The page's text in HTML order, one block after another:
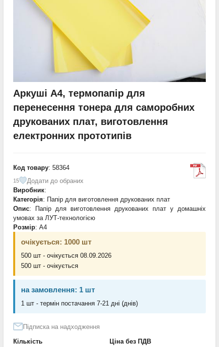
Аркуші A4, термопапір для
перенесення тонера для саморобних
друкованих плат, виготовлення
електронних прототипів
Код товару: 58364
15
Додати до обраних
Виробник:
Категорія: Папір для виготовлення друкованих плат
Опис: Папір для виготовлення друкованих плат у домашніх
умовах за ЛУТ-технологією
Розмір: A4
очікується: 1000 шт
500 шт - очікується 08.09.2026
500 шт - очікується
на замовлення: 1 шт
1 шт - термін постачання 7-21 дні (днів)
Підписка на надходження
Кількість
Ціна без ПДВ